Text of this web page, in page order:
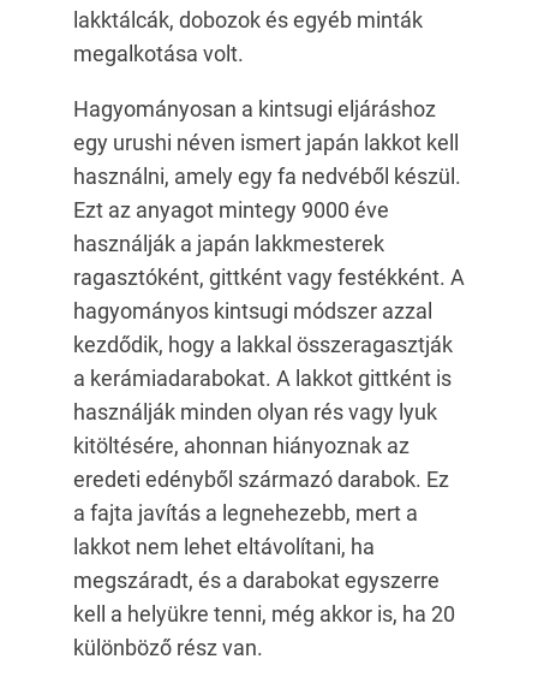
lakktálcák, dobozok és egyéb minták
megalkotása volt.
Hagyományosan a kintsugi eljáráshoz
egy urushi néven ismert japán lakkot kell
használni, amely egy fa nedvéből készül.
Ezt az anyagot mintegy 9000 éve
használják a japán lakkmesterek
ragasztóként, gittként vagy festékként. A
hagyományos kintsugi módszer azzal
kezdődik, hogy a lakkal összeragasztják
a kerámiadarabokat. A lakkot gittként is
használják minden olyan rés vagy lyuk
kitöltésére, ahonnan hiányoznak az
eredeti edényből származó darabok. Ez
a fajta javítás a legnehezebb, mert a
lakkot nem lehet eltávolítani, ha
megszáradt, és a darabokat egyszerre
kell a helyükre tenni, még akkor is, ha 20
különböző rész van.